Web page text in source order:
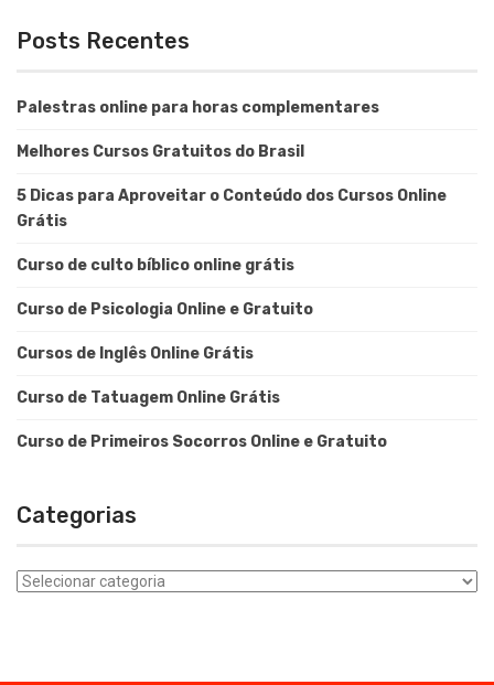
Posts Recentes
Palestras online para horas complementares
Melhores Cursos Gratuitos do Brasil
5 Dicas para Aproveitar o Conteúdo dos Cursos Online
Grátis
Curso de culto bíblico online grátis
Curso de Psicologia Online e Gratuito
Cursos de Inglês Online Grátis
Curso de Tatuagem Online Grátis
Curso de Primeiros Socorros Online e Gratuito
Categorias
Categorias